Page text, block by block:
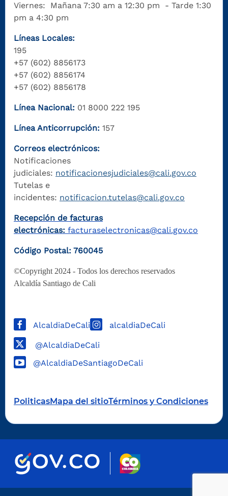
Viernes: Mañana 7:30 am a 12:30 pm - Tarde 1:30
pm a 4:30 pm
Líneas Locales:
195
+57 (602) 8856173
+57 (602) 8856174
+57 (602) 8856178
Línea Nacional: 01 8000 222 195
Línea Anticorrupción: 157
Correos electrónicos:
Notificaciones
judiciales: notificacionesjudiciales@cali.gov.co
Tutelas e
incidentes: notificacion.tutelas@cali.gov.co
Recepción de facturas
electrónicas: facturaselectronicas@cali.gov.co
Código Postal: 760045
©Copyright 2024 - Todos los derechos reservados
Alcaldía Santiago de Cali
AlcaldiaDeCali alcaldiaDeCali
@AlcaldiaDeCali
@AlcaldiaDeSantiagoDeCali
PoliticasMapa del sitioTérminos y Condiciones